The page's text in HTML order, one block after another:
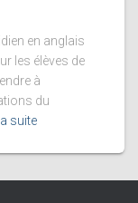
en anglais
les élèves de
à
du
suite